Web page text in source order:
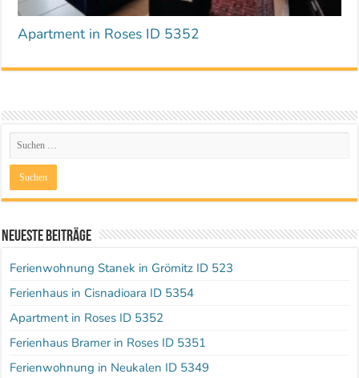
Apartment in Roses ID 5352
Neueste Beiträge
Ferienwohnung Stanek in Grömitz ID 523
Ferienhaus in Cisnadioara ID 5354
Apartment in Roses ID 5352
Ferienhaus Bramer in Roses ID 5351
Ferienwohnung in Neukalen ID 5349